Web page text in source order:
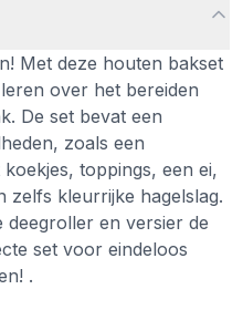
Met deze houten bakset
over het bereiden
De set bevat een
zoals een
toppings, een ei,
zelfs kleurrijke hagelslag.
deegroller en versier de
set voor eindeloos
.